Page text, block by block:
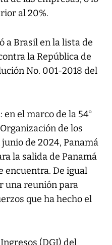
al 20%.
a Brasil en la lista de
la República de
No. 001-2018 del
el marco de la 54°
de los
de 2024, Panamá
la salida de Panamá
encuentra. De igual
una reunión para
que ha hecho el
(DGI) del